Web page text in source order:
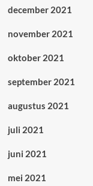
december 2021
november 2021
oktober 2021
september 2021
augustus 2021
juli 2021
juni 2021
mei 2021